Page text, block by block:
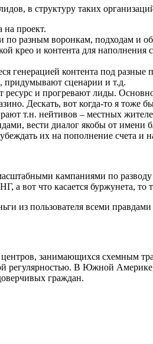
в структуру таких
на проект.
разным воронкам, подходам и
крео и контента для наполнения
контента под разные
придумывают сценарии и т.д.
ресурс и прогревают лиды.
Дескать, вот когда-то я тоже
т.н. нейтивов – местных
вести диалог якобы от
их на пополнение счета и
кампаниями по
а вот что касается буржунета, то
из пользователя всеми
центров, занимающихся схемным
регулярностью. В Южной
граждан.